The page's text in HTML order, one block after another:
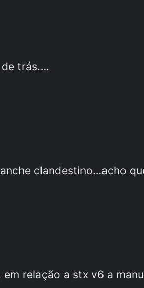
de trás….
clandestino…acho
relação a stx v6 a